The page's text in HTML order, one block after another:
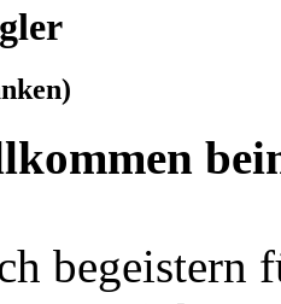
begeistern